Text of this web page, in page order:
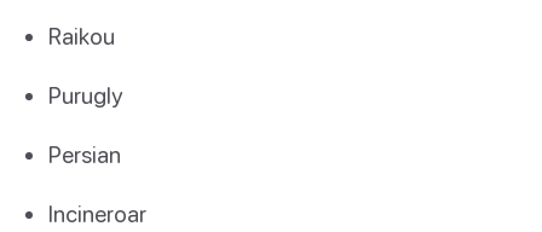
Raikou
Purugly
Persian
Incineroar